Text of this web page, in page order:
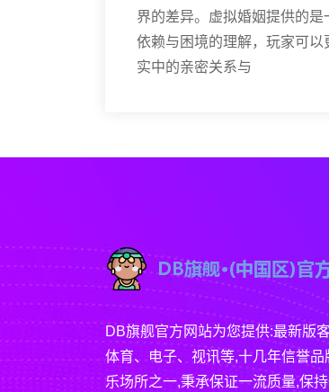
界的差异。虚拟婚姻提供的
依赖与困境的理解，玩家可
实中的亲密关系与
DB旗舰官方网站为您提供:最新版
体育、电子、视讯等,十几年信誉
乐场所之一,秉承保证一流质量,保